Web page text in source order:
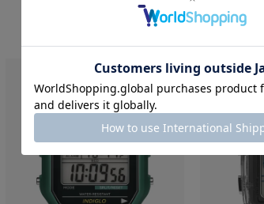
RECOMMEND ITEM